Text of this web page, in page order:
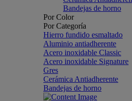
Bandejas de horno
Por Color
Por Categoría
Hierro fundido esmaltado
Aluminio antiadherente
Acero inoxidable Classic
Acero inoxidable Signature
Gres
Cerámica Antiadherente
Bandejas de horno